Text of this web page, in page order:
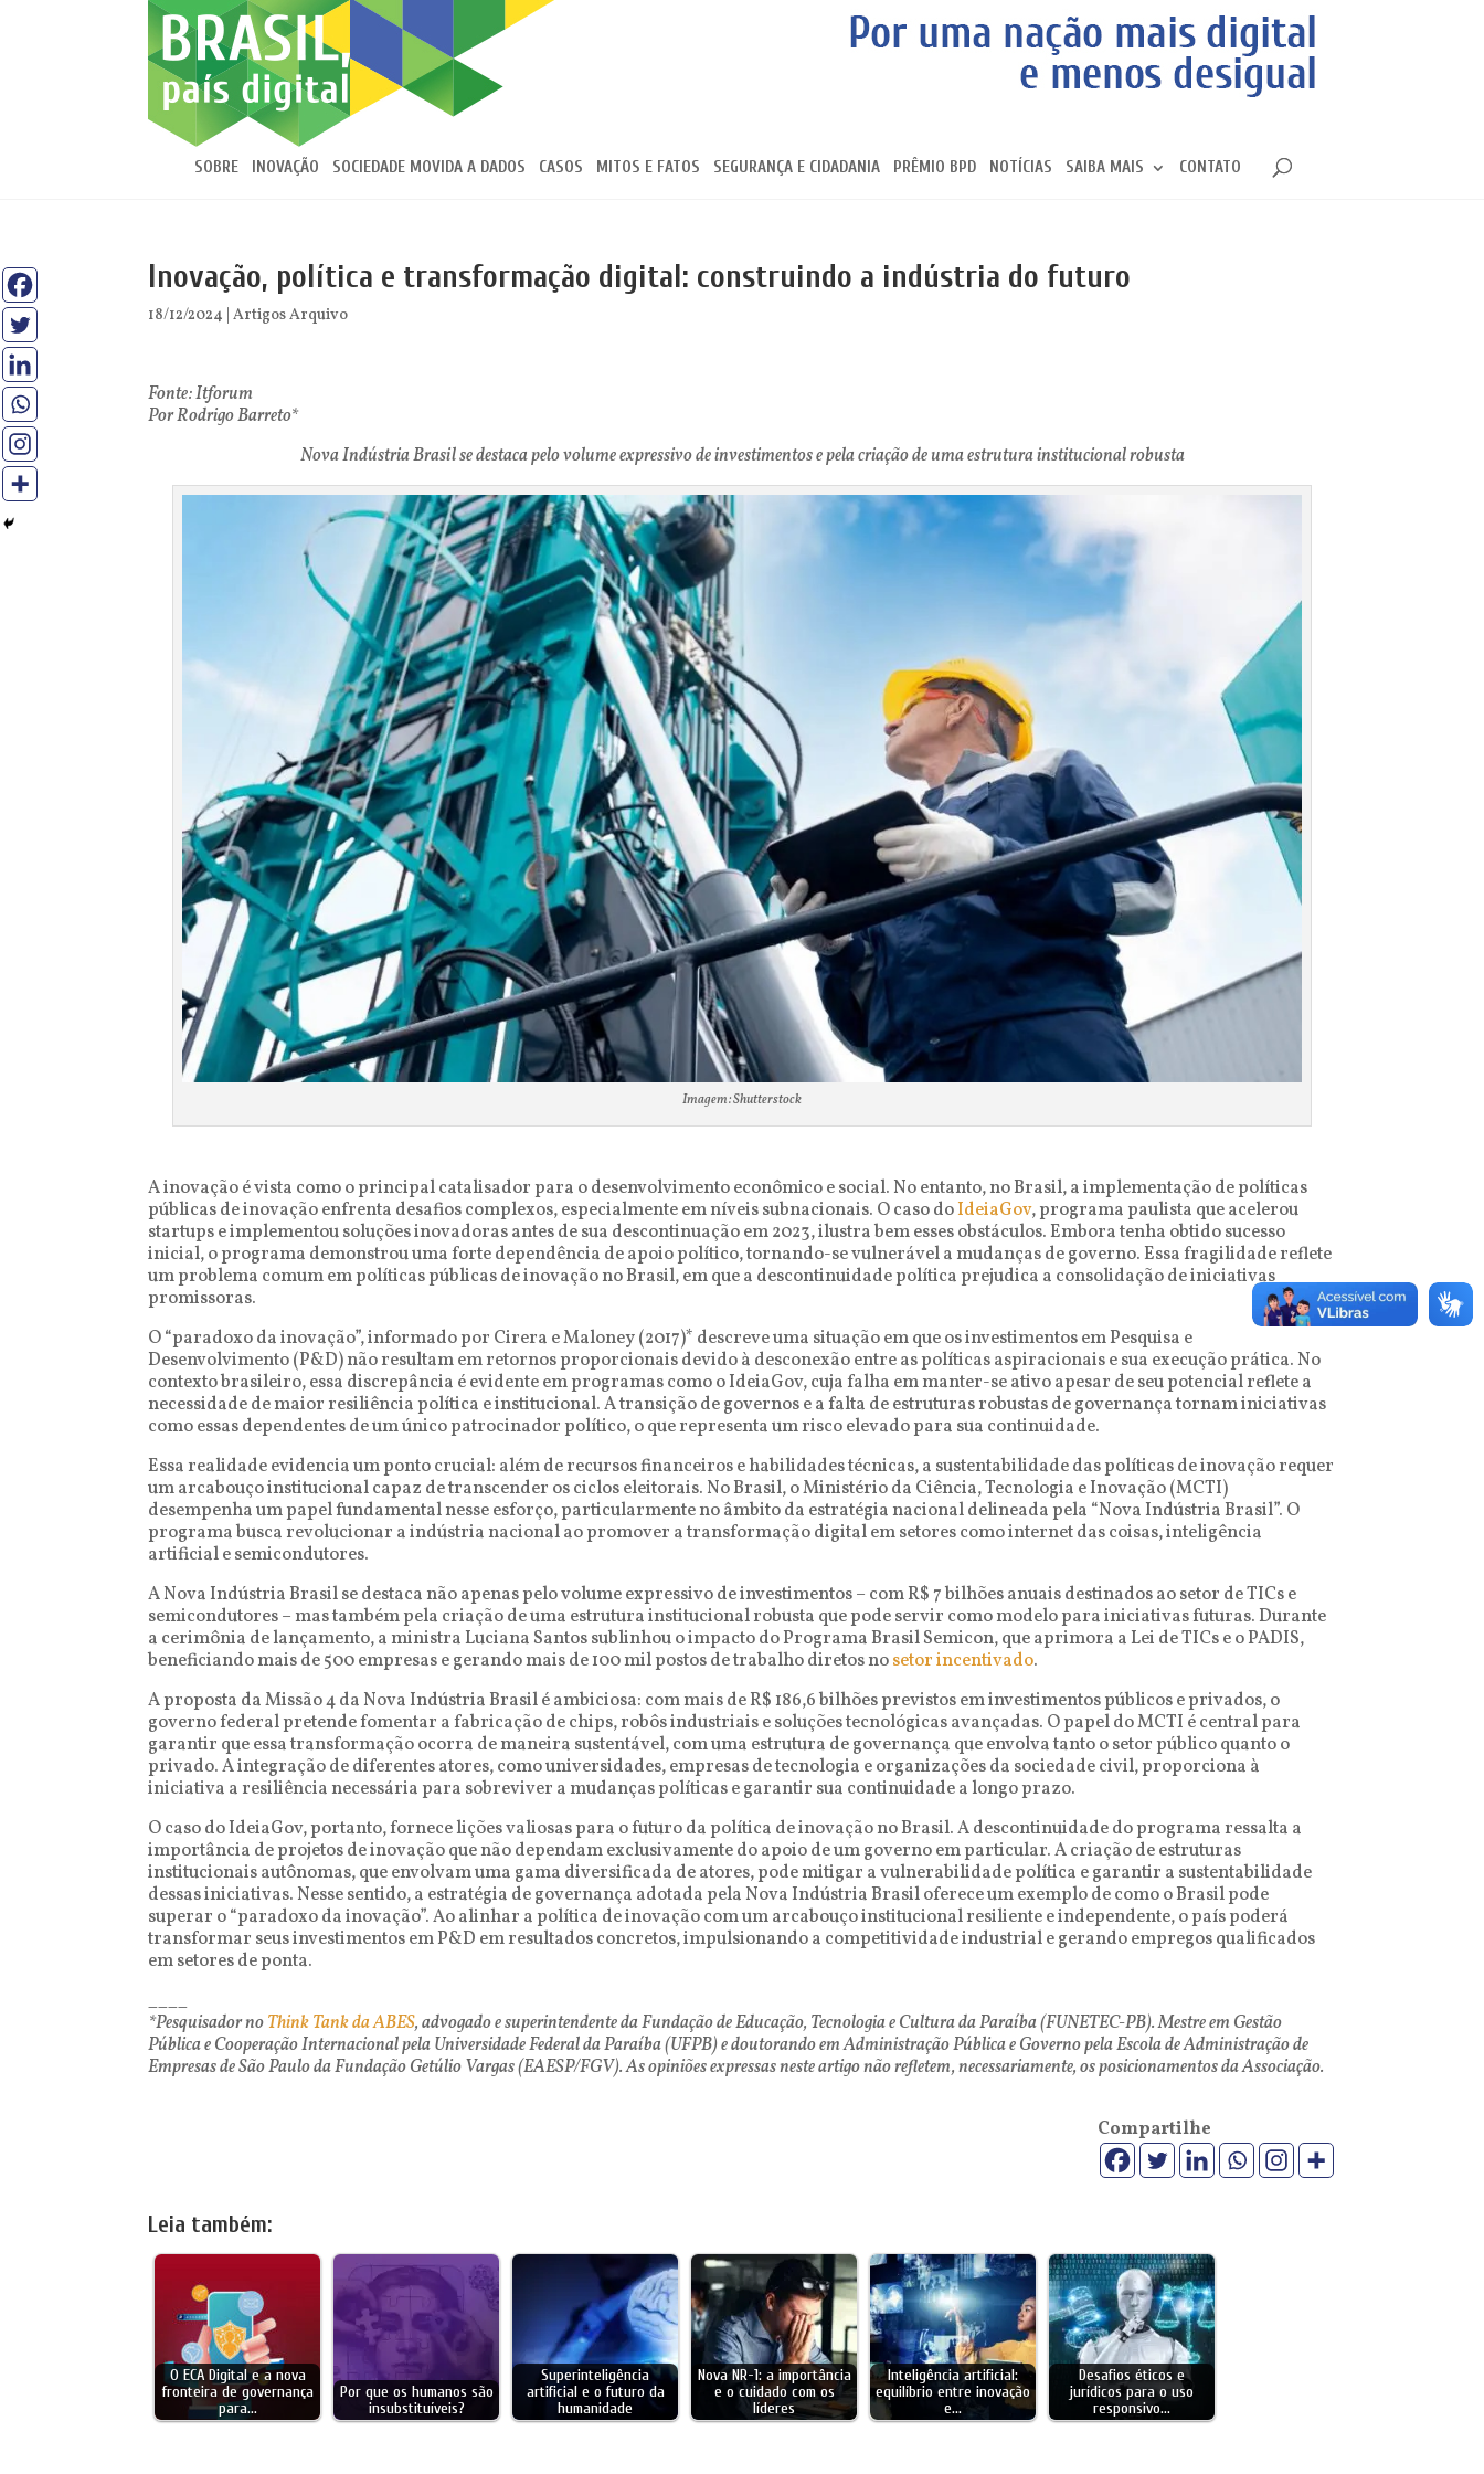
SOBRE INOVAÇÃO SOCIEDADE MOVIDA A DADOS CASOS MITOS E FATOS SEGURANÇA E CIDADANIA PRÊMIO BPD NOTÍCIAS SAIBA MAIS CONTATO
Inovação, política e transformação digital: construindo a indústria do futuro
18/12/2024 |Artigos Arquivo
Fonte: Itforum
Por Rodrigo Barreto*
Nova Indústria Brasil se destaca pelo volume expressivo de investimentos e pela criação de uma estrutura institucional robusta
Imagem: Shutterstock
A inovação é vista como o principal catalisador para o desenvolvimento econômico e social. No entanto, no Brasil, a implementação de políticas
públicas de inovação enfrenta desafios complexos, especialmente em níveis subnacionais. O caso doIdeiaGov, programa paulista que acelerou
startups e implementou soluções inovadoras antes de sua descontinuação em 2023, ilustra bem esses obstáculos. Embora tenha obtido sucesso
inicial, o programa demonstrou uma forte dependência de apoio político, tornando-se vulnerável a mudanças de governo. Essa fragilidade reflete
um problema comum em políticas públicas de inovação no Brasil, em que a descontinuidade política prejudica a consolidação de iniciativas
promissoras.
O “paradoxo da inovação”, informado por Cirera e Maloney (2017)* descreve uma situação em que os investimentos em Pesquisa e
Desenvolvimento (P&D) não resultam em retornos proporcionais devido à desconexão entre as políticas aspiracionais e sua execução prática. No
contexto brasileiro, essa discrepância é evidente em programas como o IdeiaGov, cuja falha em manter-se ativo apesar de seu potencial reflete a
necessidade de maior resiliência política e institucional. A transição de governos e a falta de estruturas robustas de governança tornam iniciativas
como essas dependentes de um único patrocinador político, o que representa um risco elevado para sua continuidade.
Essa realidade evidencia um ponto crucial: além de recursos financeiros e habilidades técnicas, a sustentabilidade das políticas de inovação requer
um arcabouço institucional capaz de transcender os ciclos eleitorais. No Brasil, o Ministério da Ciência, Tecnologia e Inovação (MCTI)
desempenha um papel fundamental nesse esforço, particularmente no âmbito da estratégia nacional delineada pela “Nova Indústria Brasil”. O
programa busca revolucionar a indústria nacional ao promover a transformação digital em setores como internet das coisas, inteligência
artificial e semicondutores.
A Nova Indústria Brasil se destaca não apenas pelo volume expressivo de investimentos – com R$ 7 bilhões anuais destinados ao setor de TICs e
semicondutores – mas também pela criação de uma estrutura institucional robusta que pode servir como modelo para iniciativas futuras. Durante
a cerimônia de lançamento, a ministra Luciana Santos sublinhou o impacto do Programa Brasil Semicon, que aprimora a Lei de TICs e o PADIS,
beneficiando mais de 500 empresas e gerando mais de 100 mil postos de trabalho diretos nosetor incentivado.
A proposta da Missão 4 da Nova Indústria Brasil é ambiciosa: com mais de R$ 186,6 bilhões previstos em investimentos públicos e privados, o
governo federal pretende fomentar a fabricação de chips, robôs industriais e soluções tecnológicas avançadas. O papel do MCTI é central para
garantir que essa transformação ocorra de maneira sustentável, com uma estrutura de governança que envolva tanto o setor público quanto o
privado. A integração de diferentes atores, como universidades, empresas de tecnologia e organizações da sociedade civil, proporciona à
iniciativa a resiliência necessária para sobreviver a mudanças políticas e garantir sua continuidade a longo prazo.
O caso do IdeiaGov, portanto, fornece lições valiosas para o futuro da política de inovação no Brasil. A descontinuidade do programa ressalta a
importância de projetos de inovação que não dependam exclusivamente do apoio de um governo em particular. A criação de estruturas
institucionais autônomas, que envolvam uma gama diversificada de atores, pode mitigar a vulnerabilidade política e garantir a sustentabilidade
dessas iniciativas. Nesse sentido, a estratégia de governança adotada pela Nova Indústria Brasil oferece um exemplo de como o Brasil pode
superar o “paradoxo da inovação”. Ao alinhar a política de inovação com um arcabouço institucional resiliente e independente, o país poderá
transformar seus investimentos em P&D em resultados concretos, impulsionando a competitividade industrial e gerando empregos qualificados
em setores de ponta.
____
*Pesquisador noThink Tank da ABES, advogado e superintendente da Fundação de Educação, Tecnologia e Cultura da Paraíba (FUNETEC-PB). Mestre em Gestão
Pública e Cooperação Internacional pela Universidade Federal da Paraíba (UFPB) e doutorando em Administração Pública e Governo pela Escola de Administração de
Empresas de São Paulo da Fundação Getúlio Vargas (EAESP/FGV).As opiniões expressas neste artigo não refletem, necessariamente, os posicionamentos da Associação.
Compartilhe
Leia também:
O ECA Digital e a nova
fronteira de governança
para…
Por que os humanos são
insubstituíveis?
Superinteligência
artificial e o futuro da
humanidade
Nova NR-1: a importância
e o cuidado com os
líderes
Inteligência artificial:
equilíbrio entre inovação
e…
Desafios éticos e
jurídicos para o uso
responsivo…